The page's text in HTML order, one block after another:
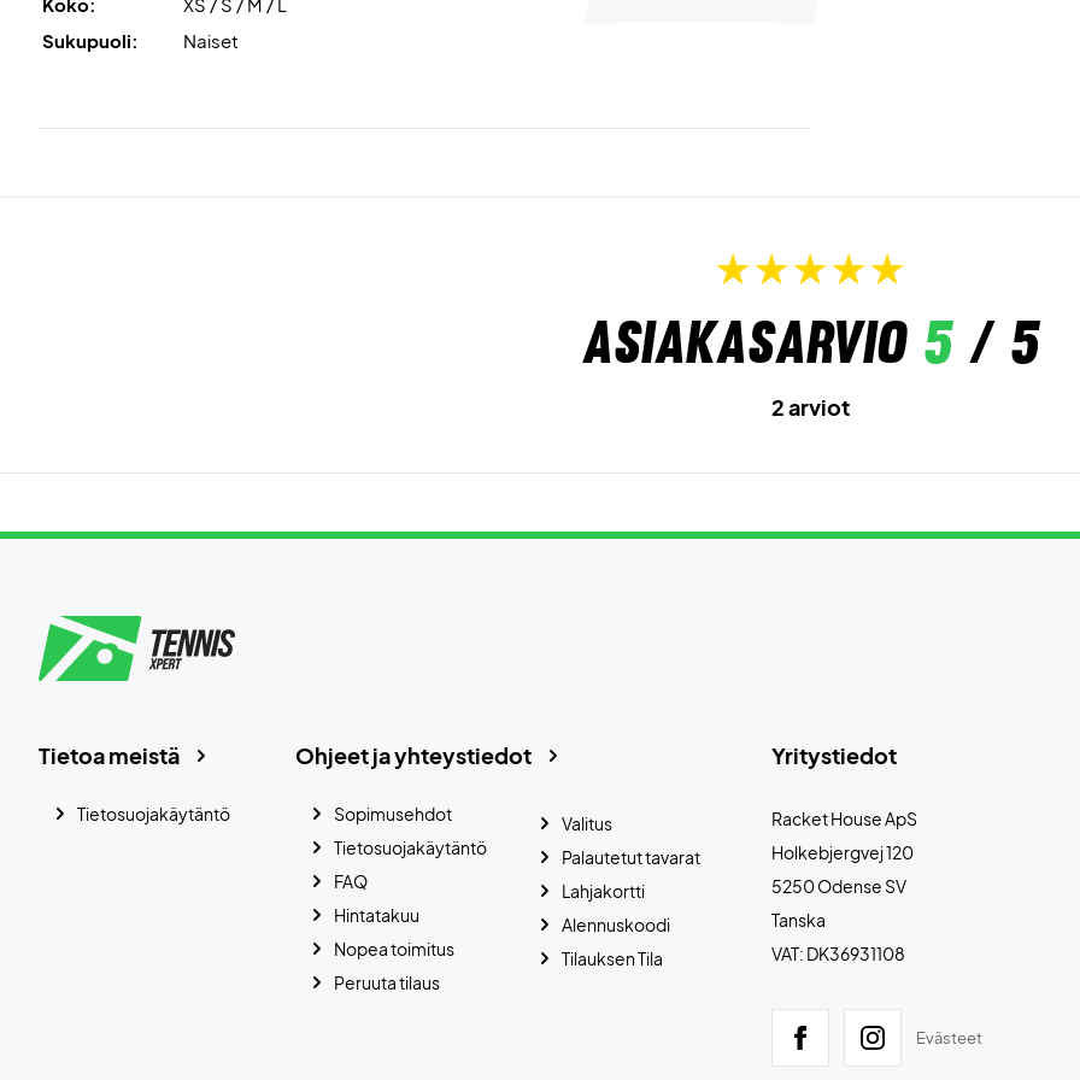
Koko:
XS / S / M / L
Sukupuoli:
Naiset
Asiakasarvio 5/ 5
2 arviot
Yritystiedot
Racket House ApS
Holkebjergvej 120
5250 Odense SV
Tanska
VAT: DK36931108
Evästeet
Ohjeet ja yhteystiedot
Sopimusehdot
Tietosuojakäytäntö
FAQ
Hintatakuu
Nopea toimitus
Peruuta tilaus
Valitus
Palautetut tavarat
Lahjakortti
Alennuskoodi
Tilauksen Tila
Tietoa meistä
Tietosuojakäytäntö